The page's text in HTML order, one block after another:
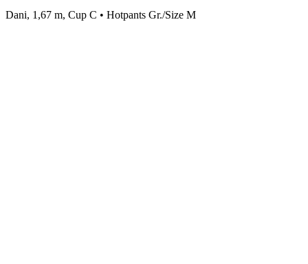
Dani, 1,67 m, Cup C • Hotpants Gr./Size M